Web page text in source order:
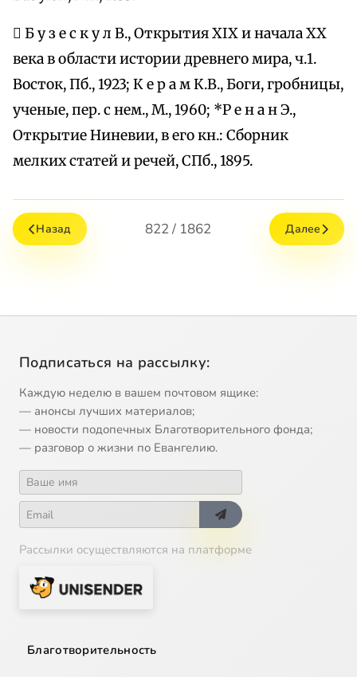
 Б у з е с к у л В., Открытия XIX и начала ХХ
века в области истории древнего мира, ч.1.
Восток, Пб., 1923; К е р а м К.В., Боги, гробницы,
ученые, пер. с нем., М., 1960; *Р е н а н Э.,
Открытие Ниневии, в его кн.: Сборник
мелких статей и речей, СПб., 1895.
Назад 822 / 1862 Далее
Подписаться на рассылку:
Каждую неделю в вашем почтовом ящике:
— анонсы лучших материалов;
— новости подопечных Благотворительного фонда;
— разговор о жизни по Евангелию.
Рассылки осуществляются на платформе
Благотворительность